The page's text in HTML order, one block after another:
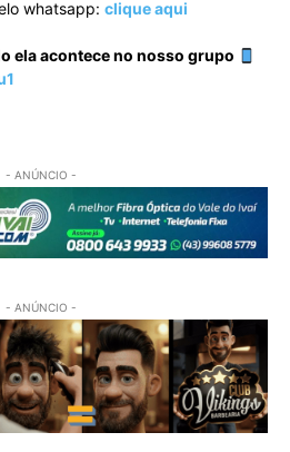
whatsapp: clique aqui
ela acontece no nosso grupo
- ANÚNCIO -
- ANÚNCIO -